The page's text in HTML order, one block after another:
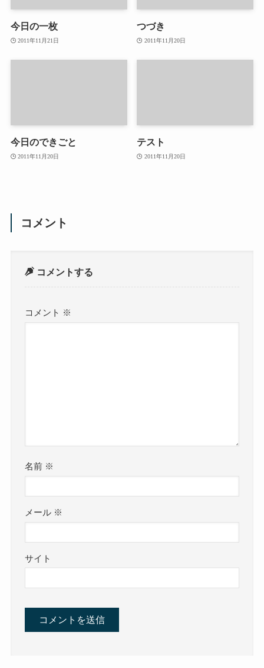
今日の一枚
2011年11月21日
つづき
2011年11月20日
今日のできごと
2011年11月20日
テスト
2011年11月20日
コメント
コメントする
コメント ※
名前 ※
メール ※
サイト